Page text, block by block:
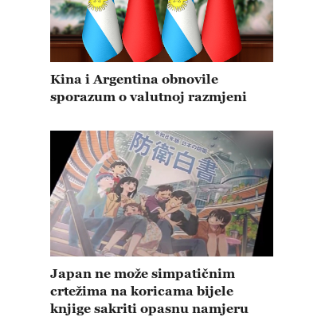
Kina i Argentina obnovile
sporazum o valutnoj razmjeni
Japan ne može simpatičnim
crtežima na koricama bijele
knjige sakriti opasnu namjeru